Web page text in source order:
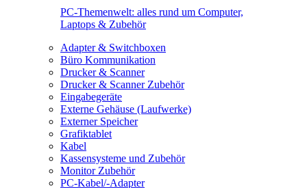
PC-Themenwelt: alles rund um Computer,
Laptops & Zubehör
Adapter & Switchboxen
Büro Kommunikation
Drucker & Scanner
Drucker & Scanner Zubehör
Eingabegeräte
Externe Gehäuse (Laufwerke)
Externer Speicher
Grafiktablet
Kabel
Kassensysteme und Zubehör
Monitor Zubehör
PC-Kabel/-Adapter